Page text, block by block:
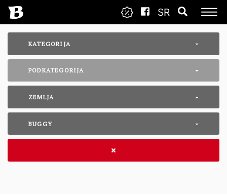
SR
KATEGORIJA
PODKATEGORIJA
ZEMLJA
BUGGY